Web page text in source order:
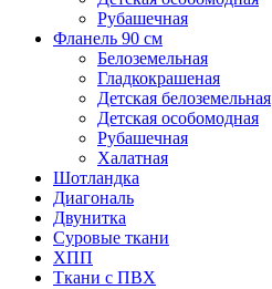
Рубашечная
Фланель 90 см
Белоземельная
Гладкокрашеная
Детская белоземельная
Детская особомодная
Рубашечная
Халатная
Шотландка
Диагональ
Двунитка
Суровые ткани
ХПП
Ткани с ПВХ